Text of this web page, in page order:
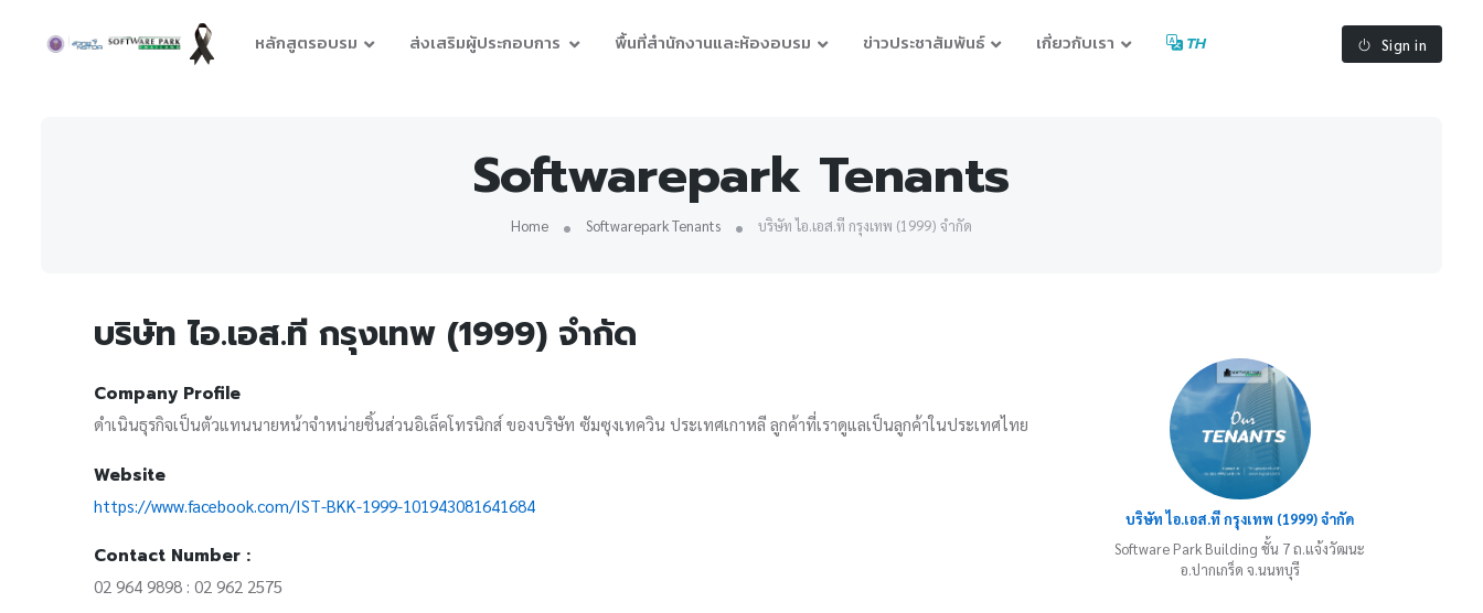
หลักสูตรอบรม ส่งเสริมผู้ประกอบการ พื้นที่สำนักงานและห้องอบรม ข่าวประชาสัมพันธ์ เกี่ยวกับเรา TH Sign in
Softwarepark Tenants
Home Softwarepark Tenants บริษัท ไอ.เอส.ที กรุงเทพ (1999) จำกัด
บริษัท ไอ.เอส.ที กรุงเทพ (1999) จำกัด
Software Park Building ชั้น 7 ถ.แจ้งวัฒนะ
อ.ปากเกร็ด จ.นนทบุรี
บริษัท ไอ.เอส.ที กรุงเทพ (1999) จำกัด
Company Profile
ดำเนินธุรกิจเป็นตัวแทนนายหน้าจำหน่ายชิ้นส่วนอิเล็คโทรนิกส์ ของบริษัท ซัมซุงเทควิน ประเทศเกาหลี ลูกค้าที่เราดูแลเป็นลูกค้าในประเทศไทย
Website
https://www.facebook.com/IST-BKK-1999-101943081641684
Contact Number :
02 964 9898 : 02 962 2575